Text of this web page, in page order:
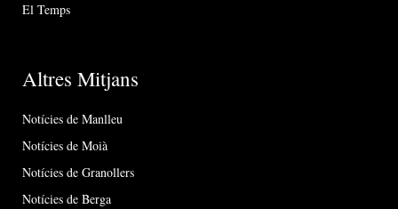
El Temps
Altres Mitjans
Notícies de Manlleu
Notícies de Moià
Notícies de Granollers
Notícies de Berga